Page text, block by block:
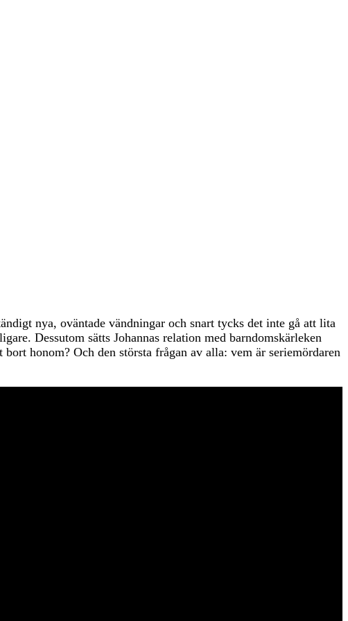
nya, oväntade vändningar och snart tycks det inte gå att lita
Dessutom sätts Johannas relation med barndomskärleken
honom? Och den största frågan av alla: vem är seriemördaren